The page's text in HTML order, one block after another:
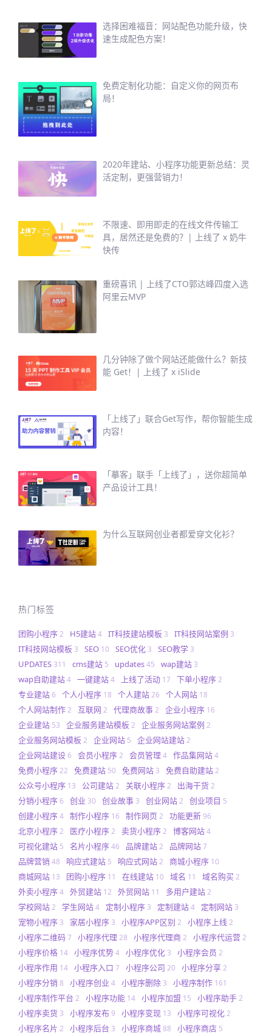
选择困难福音：网站配色功能升级，快
速生成配色方案！
免费定制化功能：自定义你的网页布
局！
2020年建站、小程序功能更新总结：灵
活定制，更强营销力！
不限速、即用即走的在线文件传输工
具，居然还是免费的？| 上线了 x 奶牛
快传
重磅喜讯 | 上线了CTO郭达峰四度入选
阿里云MVP
几分钟除了做个网站还能做什么？新技
能 Get！| 上线了 x iSlide
「上线了」联合Get写作，帮你智能生成
内容！
「摹客」联手「上线了」，送你超简单
产品设计工具！
为什么互联网创业者都爱穿文化衫？
热门标签
团购小程序2 H5建站4 IT科技建站模板 3 IT科技网站案例 3
IT科技网站模板 3 SEO 10 SEO优化 3 SEO教学 3
UPDATES 311 cms建站 5 updates45 wap建站 3
wap自助建站4 一键建站4 上线了活动 17 下单小程序2
专业建站6 个人小程序 18 个人建站26 个人网站 18
个人网站制作2 互联网 2 代理商故事2 企业小程序 16
企业建站 53 企业服务建站模板 2 企业服务网站案例 2
企业服务网站模板 2 企业网站 5 企业网站建站2
企业网站建设6 会员小程序2 会员管理 4 作品集网站4
免费小程序22 免费建站 50 免费网站 3 免费自助建站2
公众号小程序 13 公司建站2 关联小程序2 出海干货2
分销小程序6 创业 30 创业故事 3 创业网站2 创业项目 5
创建小程序4 制作小程序 16 制作网页 2 功能更新96
北京小程序2 医疗小程序2 卖货小程序2 博客网站4
可视化建站 5 名片小程序46 品牌建站2 品牌网站7
品牌营销 48 响应式建站 5 响应式网站2 商城小程序 10
商城网站 13 团购小程序 11 在线建站 10 域名 11 域名购买2
外卖小程序4 外贸建站 12 外贸网站 11 多用户建站2
学校网站2 学生网站4 定制小程序 3 定制建站4 定制网站 3
宠物小程序 3 家居小程序 3 小程序APP区别 2 小程序上线 2
小程序二维码7 小程序代理 28 小程序代理商2 小程序代运营2
小程序价格 14 小程序优势4 小程序优化 3 小程序会员 2
小程序作用 14 小程序入口 7 小程序公司 20 小程序分享2
小程序分销 8 小程序创业 4 小程序删除 3 小程序制作 161
小程序制作平台 2 小程序功能 14 小程序加盟 15 小程序助手2
小程序卖货 3 小程序发布9 小程序变现 13 小程序可视化2
小程序名片 2 小程序后台 3 小程序商城88 小程序商店 5